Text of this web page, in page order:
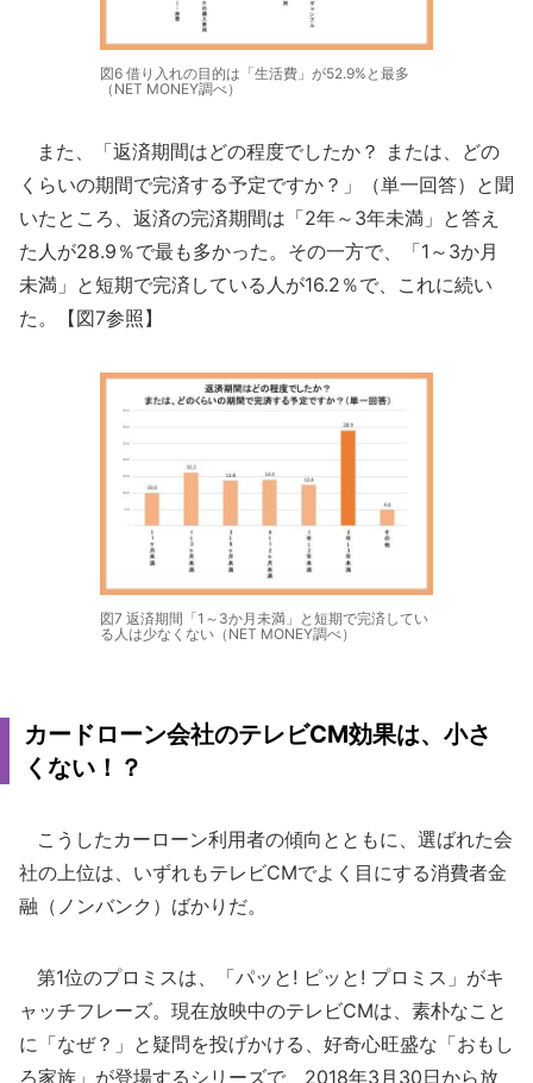
図6 借り入れの目的は「生活費」が52.9%と最多
（NET MONEY調べ）
また、「返済期間はどの程度でしたか？ または、どの
くらいの期間で完済する予定ですか？」（単一回答）と聞
いたところ、返済の完済期間は「2年～3年未満」と答え
た人が28.9％で最も多かった。その一方で、「1～3か月
未満」と短期で完済している人が16.2％で、これに続い
た。【図7参照】
図7 返済期間「1～3か月未満」と短期で完済してい
る人は少なくない（NET MONEY調べ）
カードローン会社のテレビCM効果は、小さ
くない！？
こうしたカーローン利用者の傾向とともに、選ばれた会
社の上位は、いずれもテレビCMでよく目にする消費者金
融（ノンバンク）ばかりだ。
第1位のプロミスは、「パッと! ピッと! プロミス」がキ
ャッチフレーズ。現在放映中のテレビCMは、素朴なこと
に「なぜ？」と疑問を投げかける、好奇心旺盛な「おもし
ろ家族」が登場するシリーズで、2018年3月30日から放